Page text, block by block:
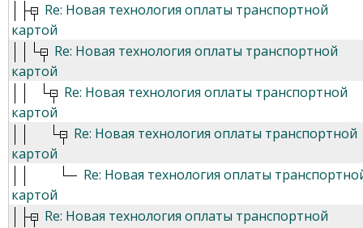
Re: Новая технология оплаты транспортной
картой
Re: Новая технология оплаты транспортной
картой
Re: Новая технология оплаты транспортной
картой
Re: Новая технология оплаты транспортной
картой
Re: Новая технология оплаты
картой
Re: Новая технология оплаты транспортной